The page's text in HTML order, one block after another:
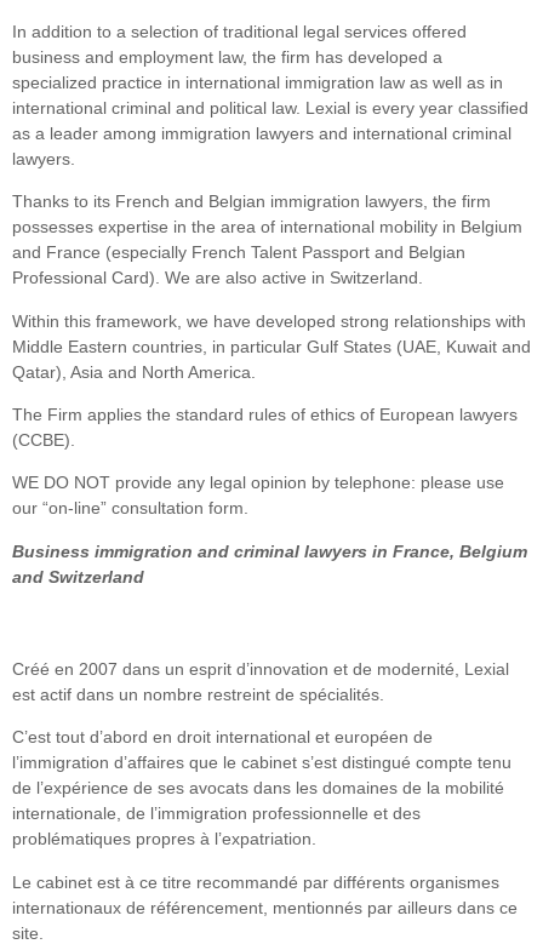
In addition to a selection of traditional legal services offered
business and employment law, the firm has developed a
specialized practice in international immigration law as well as in
international criminal and political law. Lexial is every year classified
as a leader among immigration lawyers and international criminal
lawyers.
Thanks to its French and Belgian immigration lawyers, the firm
possesses expertise in the area of international mobility in Belgium
and France (especially French Talent Passport and Belgian
Professional Card). We are also active in Switzerland.
Within this framework, we have developed strong relationships with
Middle Eastern countries, in particular Gulf States (UAE, Kuwait and
Qatar), Asia and North America.
The Firm applies the standard rules of ethics of European lawyers
(CCBE).
WE DO NOT provide any legal opinion by telephone: please use
our “on-line” consultation form.
Business immigration and criminal lawyers in France, Belgium
and Switzerland
Créé en 2007 dans un esprit d’innovation et de modernité, Lexial
est actif dans un nombre restreint de spécialités.
C’est tout d’abord en droit international et européen de
l’immigration d’affaires que le cabinet s’est distingué compte tenu
de l’expérience de ses avocats dans les domaines de la mobilité
internationale, de l’immigration professionnelle et des
problématiques propres à l’expatriation.
Le cabinet est à ce titre recommandé par différents organismes
internationaux de référencement, mentionnés par ailleurs dans ce
site.